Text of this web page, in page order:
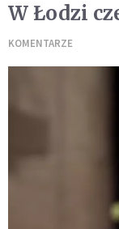
W Łodzi
KOMENTARZE